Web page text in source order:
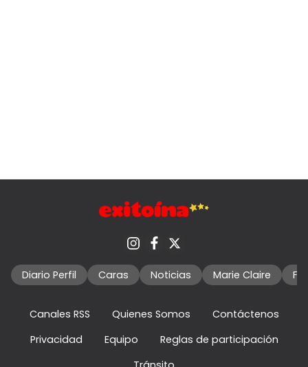
Diario Perfil Caras Noticias Marie Claire
Canales RSS Quienes Somos
Contáctenos
Privacidad
Equipo
Reglas de participación